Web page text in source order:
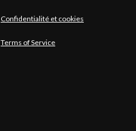
Confidentialité et cookies
Terms of Service